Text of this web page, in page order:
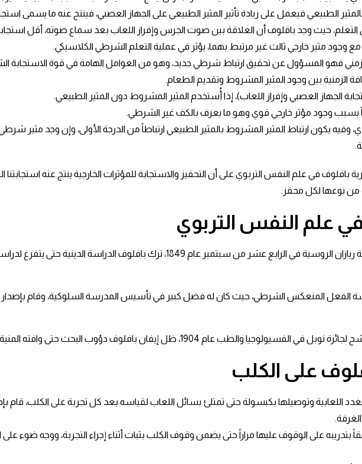
الطبيعي فيعمل على زيادة تأثير المثير الطبيعي على الجهاز العصبي، فينتج عنه ما يسمى
التعلم، حيث وجد بافلوف أن العلاقة بين صوت الجرس وإفراز اللعاب بعد سماع صوته، أقل
مع وجود مثير خارجي ثالث غير مرتبط بهما، يؤثر في عملية التعلم الشرطي الكلاسيكي.
فهو المسؤول عن تحقيق ارتباط شرطي جديد، وهو من العوامل الهامة في قوة الاستجابة
الزمنية بين وجود المثير المشروط وتقديم الطعام.
العصبي وإفراز اللعاب)، إذا أُستخدم المثير المشروط دون المثير الطبيعي.
بسبب وجود مؤثر خارجي قوي وهو ما يعرف بالكف غير الشرطي.
وفيه يكون ارتباط المثير المشروط بالمثير الطبيعي ارتباطاً من الدرجة الأولى، وإن وجد مثير
في علم النفس التربوي على أن التحفيز والاستجابة للمؤثرات الخارجية ينتج عنه استجابتنا
من نوعها لكل محفز.
علم النفس التربوي
إيفان بافلوف هو عالم روسي، ولد في مدينة ريازان الروسية في الرابع عشر من
والطب عام 1904، ظل إيفان بافلوف دؤوب البحث حتى وافته المنية.
على الكلب
اللعابية وتوصيلها بكبسولة حتى تمتلئ بسائل اللعاب لقياسه بعد كل تجربة على الكلب، قام
على الوقوف عليها مراراً حتى يضمن وقوف الكلب بثبات أثناء إجراء التجربة، ووجه ضوء